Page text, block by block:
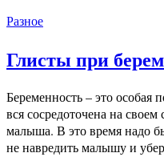
Разное
Глисты при
Беременность – это
вся сосредоточена на
малыша. В это время надо
не навредить малышу и